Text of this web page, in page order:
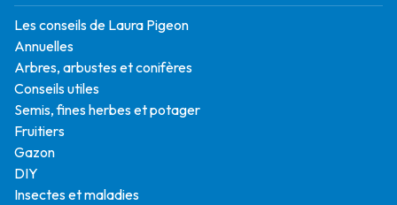
Les conseils de Laura Pigeon
Annuelles
Arbres, arbustes et conifères
Conseils utiles
Semis, fines herbes et potager
Fruitiers
Gazon
DIY
Insectes et maladies